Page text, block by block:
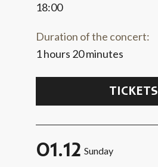
18:00
Duration of the concert:
1 hours 20 minutes
TICKETS
01.12 Sunday